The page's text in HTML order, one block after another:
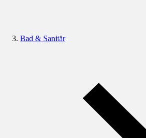
Bad & Sanitär